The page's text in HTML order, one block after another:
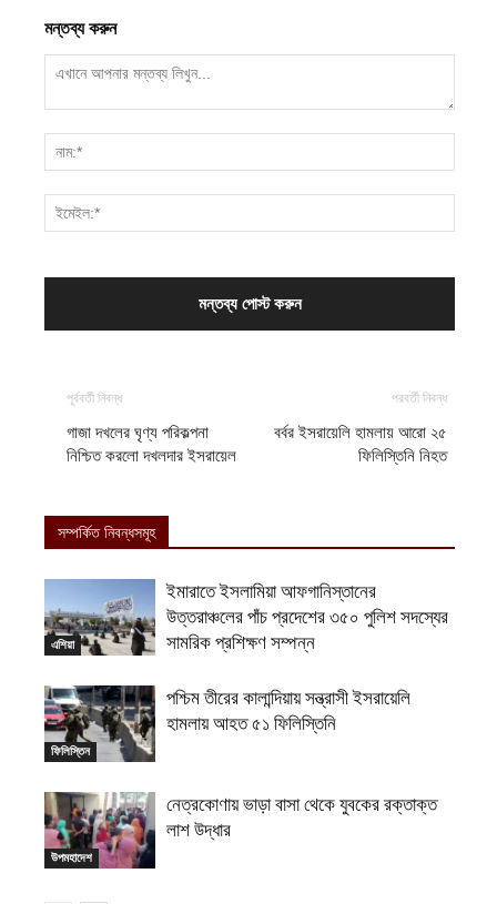
মন্তব্য করুন
পূর্ববর্তী নিবন্ধ
গাজা দখলের ঘৃণ্য পরিকল্পনা
নিশ্চিত করলো দখলদার ইসরায়েল
পরবর্তী নিবন্ধ
বর্বর ইসরায়েলি হামলায় আরো ২৫
ফিলিস্তিনি নিহত
সম্পর্কিত নিবন্ধসমূহ
এশিয়া
ইমারাতে ইসলামিয়া আফগানিস্তানের
উত্তরাঞ্চলের পাঁচ প্রদেশের ৩৫০ পুলিশ সদস্যের
সামরিক প্রশিক্ষণ সম্পন্ন
ফিলিস্তিন
পশ্চিম তীরের কালান্দিয়ায় সন্ত্রাসী ইসরায়েলি
হামলায় আহত ৫১ ফিলিস্তিনি
উপমহাদেশ
নেত্রকোণায় ভাড়া বাসা থেকে যুবকের রক্তাক্ত
লাশ উদ্ধার